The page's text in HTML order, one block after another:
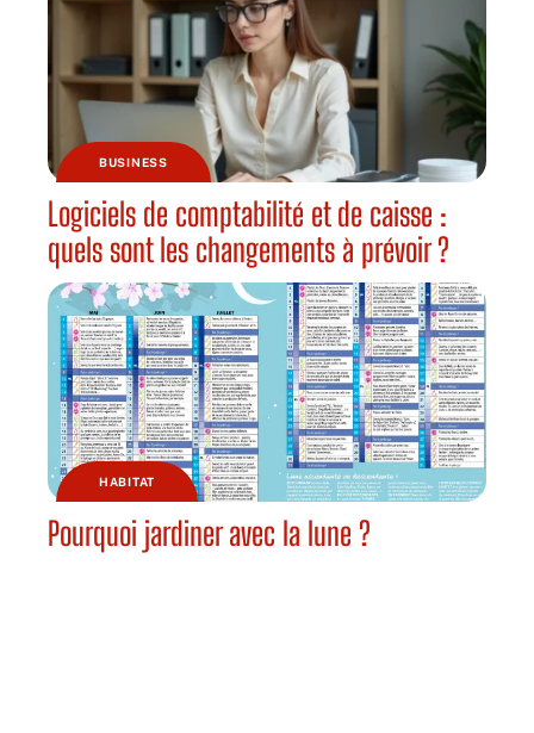
BUSINESS
Logiciels de comptabilité et de caisse :
quels sont les changements à prévoir ?
HABITAT
Pourquoi jardiner avec la lune ?